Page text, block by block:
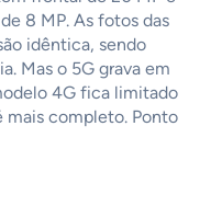
8 MP. As fotos das
idêntica, sendo
Mas o 5G grava em
4G fica limitado
mais completo. Ponto